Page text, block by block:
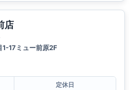
店
1-17ミュー前原2F
定休日